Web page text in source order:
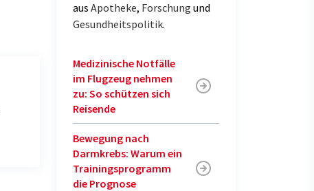
aus Apotheke, Forschung und
Gesundheitspolitik.
Medizinische Notfälle
im Flugzeug nehmen
zu: So schützen sich
Reisende
Bewegung nach
Darmkrebs: Warum ein
Trainingsprogramm
die Prognose